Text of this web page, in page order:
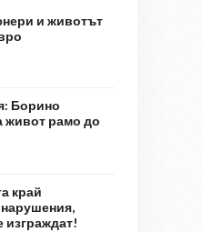
и животът
Борино
живот рамо до
край
изграждат!